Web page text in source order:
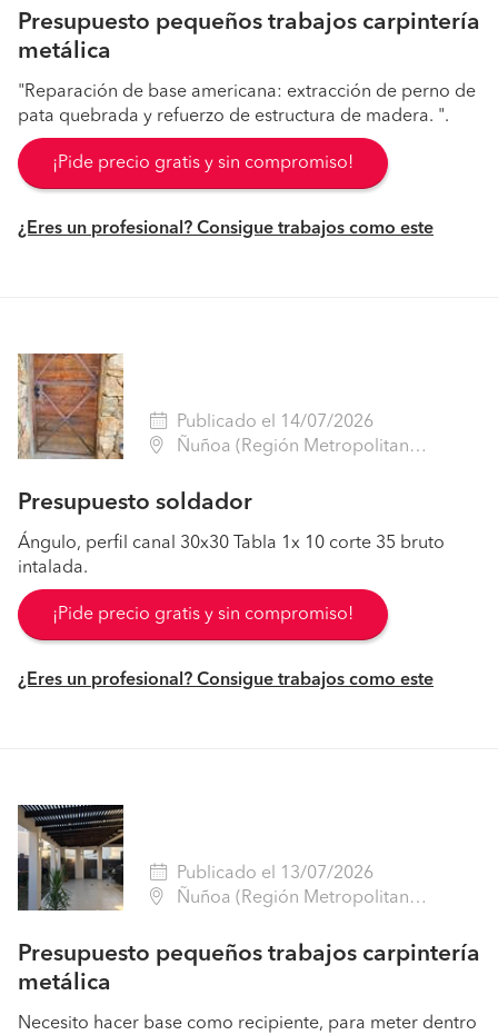
Presupuesto pequeños trabajos carpintería
metálica
"Reparación de base americana: extracción de perno de
pata quebrada y refuerzo de estructura de madera. ".
¡Pide precio gratis y sin compromiso!
¿Eres un profesional? Consigue trabajos como este
Publicado el 14/07/2026
Ñuñoa (Región Metropolitana - Santiago)
Presupuesto soldador
Ángulo, perfil canal 30x30 Tabla 1x 10 corte 35 bruto
intalada.
¡Pide precio gratis y sin compromiso!
¿Eres un profesional? Consigue trabajos como este
Publicado el 13/07/2026
Ñuñoa (Región Metropolitana - Santiago)
Presupuesto pequeños trabajos carpintería
metálica
Necesito hacer base como recipiente, para meter dentro